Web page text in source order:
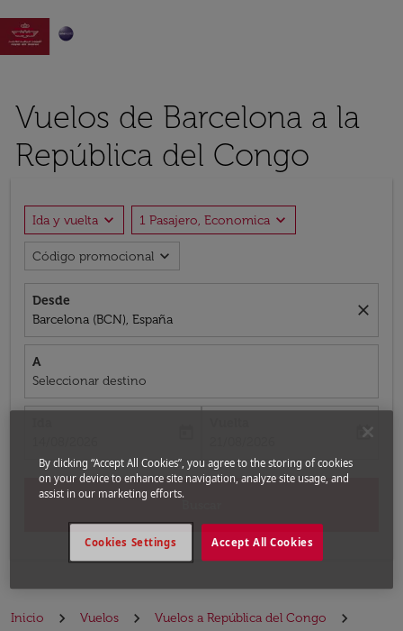

Vuelos de Barcelona a la
República del Congo
Ida y vuelta expand_more 1 Pasajero, Economica expand_more
Código promocional expand_more
Desde
Barcelona (BCN), España
close
A
Seleccionar destino
fc-booking-return-date-aria-label
today
Inicio Vuelos
Vuelos a República del Congo
By clicking “Accept All Cookies”, you agree to the storing of cookies
on your device to enhance site navigation, analyze site usage, and
assist in our marketing efforts.
Accept All Cookies
Cookies Settings